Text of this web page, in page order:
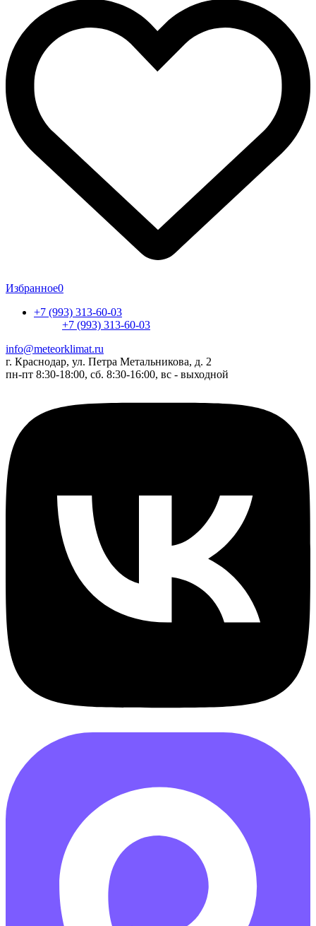
Избранное0
+7 (993) 313-60-03
+7 (993) 313-60-03
info@meteorklimat.ru
г. Краснодар, ул. Петра Метальникова, д. 2
пн-пт 8:30-18:00, сб. 8:30-16:00, вс - выходной